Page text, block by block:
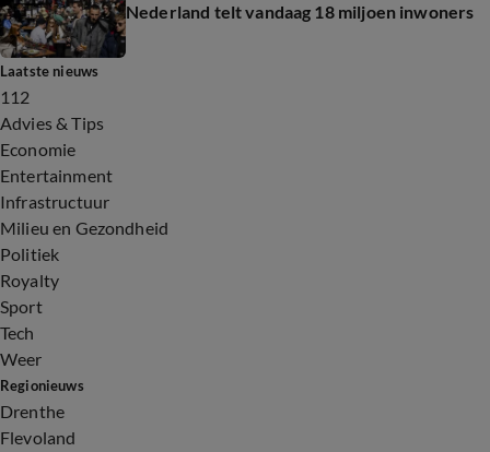
Nederland telt vandaag 18 miljoen inwoners
Laatste nieuws
112
Advies & Tips
Economie
Entertainment
Infrastructuur
Milieu en Gezondheid
Politiek
Royalty
Sport
Tech
Weer
Regionieuws
Drenthe
Flevoland